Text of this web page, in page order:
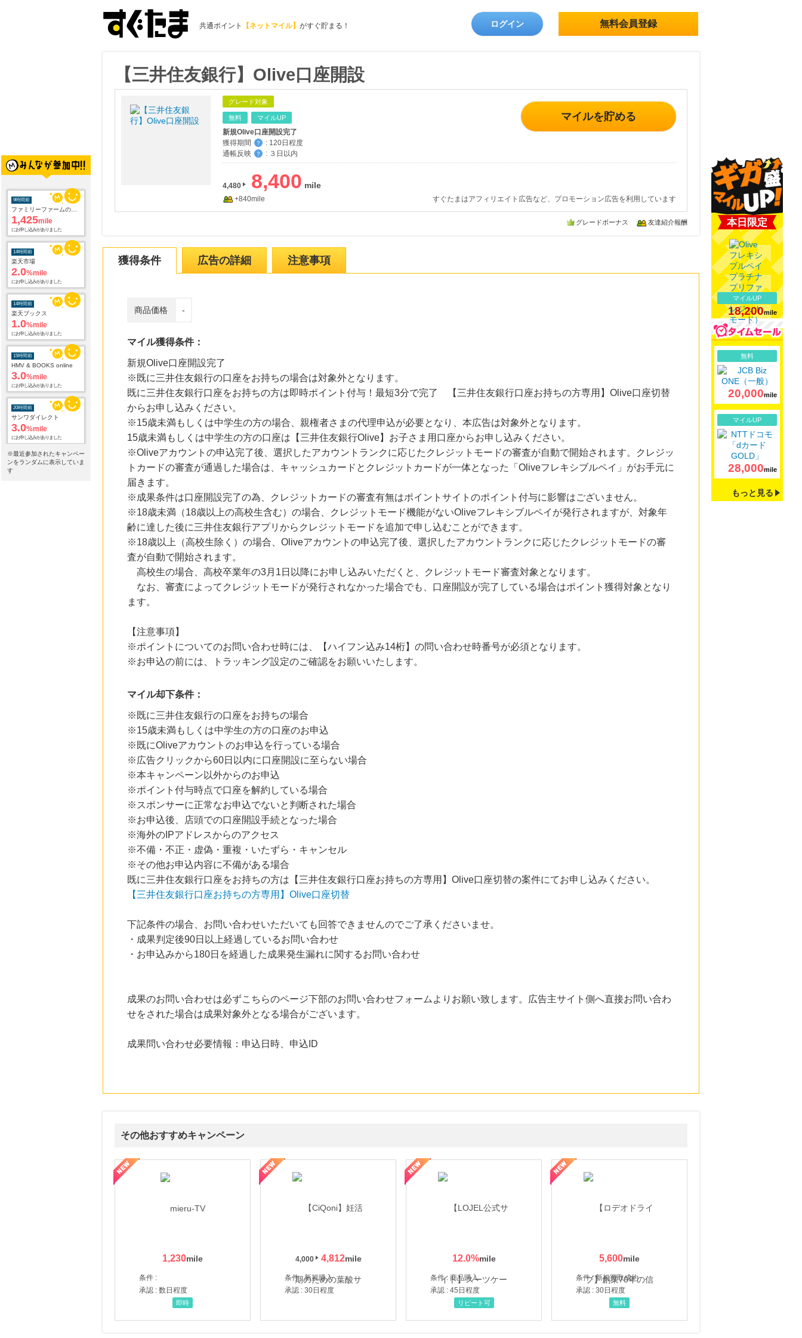
共通ポイント 【ネットマイル】 がすぐ貯まる！ ログイン 無料会員登録
9時間前
1,425mile
にお申し込みがありました
14時間前
楽天市場
2.0%mile
にお申し込みがありました
14時間前
楽天ブックス
1.0%mile
にお申し込みがありました
15時間前
HMV & BOOKS online
3.0%mile
にお申し込みがありました
20時間前
サンワダイレクト
3.0%mile
にお申し込みがありました
20時間前
電子貸本Renta!
※最近参加されたキャンペー
ンをランダムに表示していま
す
【三井住友銀行】Olive口座開設
グレード対象
無料 マイルUP
新規Olive口座開設完了
獲得期間
？ : 120日程度
通帳反映
？ : ３日以内
マイルを貯める
4,480 8,400
+840mile すぐたまはアフィリエイト広告など、プロモーション広告を利用しています
グレードボーナス 友達紹介報酬
獲得条件 広告の詳細 注意事項
商品価格 -
マイル獲得条件：
新規Olive口座開設完了
※既に三井住友銀行の口座をお持ちの場合は対象外となります。
既に三井住友銀行口座をお持ちの方は即時ポイント付与！最短3分で完了 【三井住友銀行口座お持ちの方専用】Olive口座切替
からお申し込みください。
※15歳未満もしくは中学生の方の場合、親権者さまの代理申込が必要となり、本広告は対象外となります。
15歳未満もしくは中学生の方の口座は【三井住友銀行Olive】お子さま用口座からお申し込みください。
※Oliveアカウントの申込完了後、選択したアカウントランクに応じたクレジットモードの審査が自動で開始されます。クレジッ
トカードの審査が通過した場合は、キャッシュカードとクレジットカードが一体となった「Oliveフレキシブルペイ」がお手元に
届きます。
※成果条件は口座開設完了の為、クレジットカードの審査有無はポイントサイトのポイント付与に影響はございません。
※18歳未満（18歳以上の高校生含む）の場合、クレジットモード機能がないOliveフレキシブルペイが発行されますが、対象年
齢に達した後に三井住友銀行アプリからクレジットモードを追加で申し込むことができます。
※18歳以上（高校生除く）の場合、Oliveアカウントの申込完了後、選択したアカウントランクに応じたクレジットモードの審
査が自動で開始されます。
高校生の場合、高校卒業年の3月1日以降にお申し込みいただくと、クレジットモード審査対象となります。
なお、審査によってクレジットモードが発行されなかった場合でも、口座開設が完了している場合はポイント獲得対象となり
ます。
【注意事項】
※ポイントについてのお問い合わせ時には、【ハイフン込み14桁】の問い合わせ時番号が必須となります。
※お申込の前には、トラッキング設定のご確認をお願いいたします。
マイル却下条件：
※既に三井住友銀行の口座をお持ちの場合
※15歳未満もしくは中学生の方の口座のお申込
※既にOliveアカウントのお申込を行っている場合
※広告クリックから60日以内に口座開設に至らない場合
※本キャンペーン以外からのお申込
※ポイント付与時点で口座を解約している場合
※スポンサーに正常なお申込でないと判断された場合
※お申込後、店頭での口座開設手続となった場合
※海外のIPアドレスからのアクセス
※不備・不正・虚偽・重複・いたずら・キャンセル
※その他お申込内容に不備がある場合
既に三井住友銀行口座をお持ちの方は【三井住友銀行口座お持ちの方専用】Olive口座切替の案件にてお申し込みください。
【三井住友銀行口座お持ちの方専用】Olive口座切替
下記条件の場合、お問い合わせいただいても回答できませんのでご了承くださいませ。
・成果判定後90日以上経過しているお問い合わせ
・お申込みから180日を経過した成果発生漏れに関するお問い合わせ
成果のお問い合わせは必ずこちらのページ下部のお問い合わせフォームよりお願い致します。広告主サイト側へ直接お問い合わ
せをされた場合は成果対象外となる場合がございます。
成果問い合わせ必要情報：申込日時、申込ID
その他おすすめキャンペーン
1,230
条件 :
承認 : 数日程度
即時
4,000 4,812
条件 : 新規購入
承認 : 30日程度
12.0%
条件 : 商品購入
承認 : 45日程度
【LOJEL公式サイト】スーツケース・バッグ
リピート可
5,600
条件 : 新規買取成約
承認 : 30日程度
【ロデオドライブ】創業70年の信頼と高価買取を実現！ブランド品・貴金属の無料査定
無料
本日限定
マイルUP
18,200mile
無料
20,000mile
マイルUP
28,000mile
もっと見る